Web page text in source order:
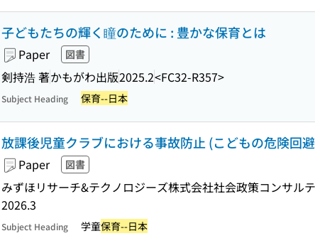
子どもたちの輝く瞳のために : 豊かな保育とは
Paper 図書
剣持浩 著かもがわ出版2025.2<FC32-R357>
Subject Heading 保育--日本
放課後児童クラブにおける事故防止 (こどもの危険回
Paper 図書
みずほリサーチ&テクノロジーズ株式会社社会政策コンサル
2026.3
Subject Heading 学童保育--日本